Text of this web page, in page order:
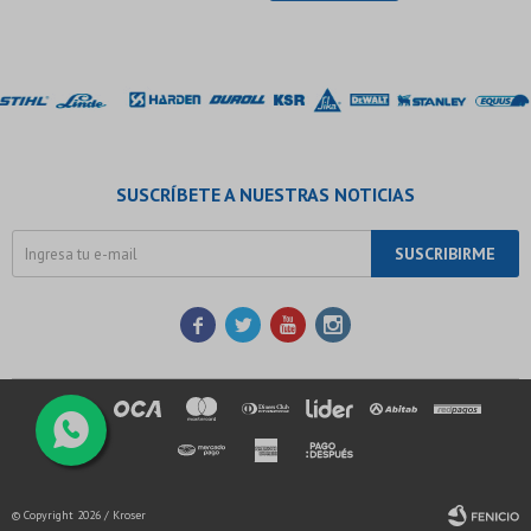
SUSCRÍBETE A NUESTRAS NOTICIAS
SUSCRIBIRME
   
© Copyright 2026 / Kroser